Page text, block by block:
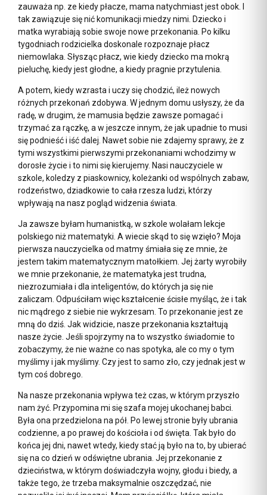
zauważa np. ze kiedy płacze, mama natychmiast jest obok. I
tak zawiązuje się nić komunikacji miedzy nimi. Dziecko i
matka wyrabiają sobie swoje nowe przekonania. Po kilku
tygodniach rodzicielka doskonale rozpoznaje płacz
niemowlaka. Słysząc płacz, wie kiedy dziecko ma mokrą
pieluchę, kiedy jest głodne, a kiedy pragnie przytulenia.
A potem, kiedy wzrasta i uczy się chodzić, ileż nowych
różnych przekonań zdobywa. W jednym domu usłyszy, że da
radę, w drugim, że mamusia będzie zawsze pomagać i
trzymać za rączkę, a w jeszcze innym, że jak upadnie to musi
się podnieść i iść dalej. Nawet sobie nie zdajemy sprawy, że z
tymi wszystkimi pierwszymi przekonaniami wchodzimy w
dorosłe życie i to nimi się kierujemy. Nasi nauczyciele w
szkole, koledzy z piaskownicy, koleżanki od wspólnych zabaw,
rodzeństwo, dziadkowie to cała rzesza ludzi, którzy
wpływają na nasz pogląd widzenia świata.
Ja zawsze byłam humanistką, w szkole wolałam lekcje
polskiego niż matematyki. A wiecie skąd to się wzięło? Moja
pierwsza nauczycielka od matmy śmiała się ze mnie, że
jestem takim matematycznym matołkiem. Jej żarty wyrobiły
we mnie przekonanie, że matematyka jest trudna,
niezrozumiała i dla inteligentów, do których ja się nie
zaliczam. Odpuściłam więc kształcenie ścisłe myśląc, że i tak
nic mądrego z siebie nie wykrzesam. To przekonanie jest ze
mną do dziś. Jak widzicie, nasze przekonania kształtują
nasze życie. Jeśli spojrzymy na to wszystko świadomie to
zobaczymy, że nie ważne co nas spotyka, ale co my o tym
myślimy i jak myślimy. Czy jest to samo zło, czy jednak jest w
tym coś dobrego.
Na nasze przekonania wpływa też czas, w którym przyszło
nam żyć. Przypomina mi się szafa mojej ukochanej babci.
Była ona przedzielona na pół. Po lewej stronie były ubrania
codzienne, a po prawej do kościoła i od święta. Tak było do
końca jej dni, nawet wtedy, kiedy stać ją było na to, by ubierać
się na co dzień w odświętne ubrania. Jej przekonanie z
dzieciństwa, w którym doświadczyła wojny, głodu i biedy, a
także tego, że trzeba maksymalnie oszczędzać, nie